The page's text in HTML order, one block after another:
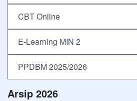
CBT Online
E-Learning MIN 2
PPDBM 2025/2026
Arsip 2026